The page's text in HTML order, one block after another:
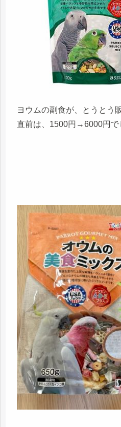
ヨウムの副食が、とうとう
直前は、1500円→6000円で